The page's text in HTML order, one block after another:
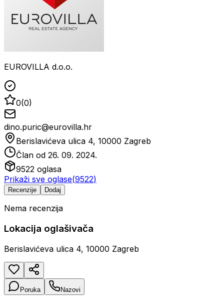
EUROVILLA d.o.o.
0(0)
dino.puric@eurovilla.hr
Berislavićeva ulica 4, 10000 Zagreb
Član od 26. 09. 2024.
9522 oglasa
Prikaži sve oglase(9522)
Recenzije Dodaj
Nema recenzija
Lokacija oglašivača
Berislavićeva ulica 4, 10000 Zagreb
Poruka Nazovi